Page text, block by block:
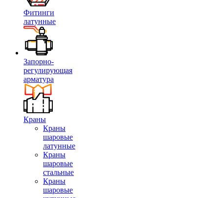
Фитинги
латунные
Запорно-
регулирующая
арматура
Краны
Краны
шаровые
латунные
Краны
шаровые
стальные
Краны
шаровые